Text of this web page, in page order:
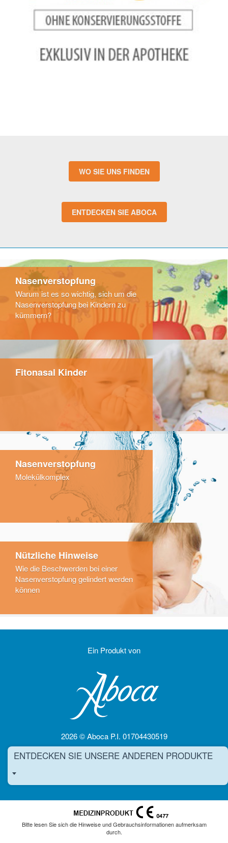
WO SIE UNS FINDEN
ENTDECKEN SIE ABOCA
Nasenverstopfung
Warum ist es so wichtig, sich um die
Nasenverstopfung bei Kindern zu
kümmern?
Fitonasal Kinder
Nasenverstopfung
Molekülkomplex
Nützliche Hinweise
Wie die Beschwerden bei einer
Nasenverstopfung gelindert werden
können
Ein Produkt von
2026 © Aboca P.I. 01704430519
ENTDECKEN SIE UNSERE ANDEREN PRODUKTE
Toggle Dropdown
Bitte lesen Sie sich die Hinweise und Gebrauchsinformationen aufmerksam
durch.